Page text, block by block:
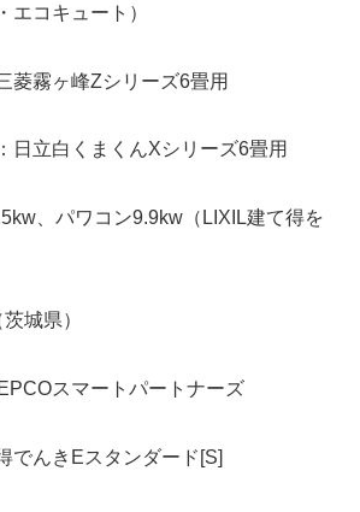
エコキュート）
菱霧ヶ峰Zシリーズ6畳用
日立白くまくんXシリーズ6畳用
、パワコン9.9kw（LIXIL建て得を
城県）
スマートパートナーズ
でんきEスタンダード[S]